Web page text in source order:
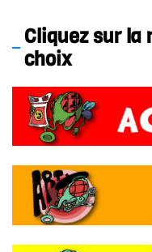
Cliquez sur la
choix